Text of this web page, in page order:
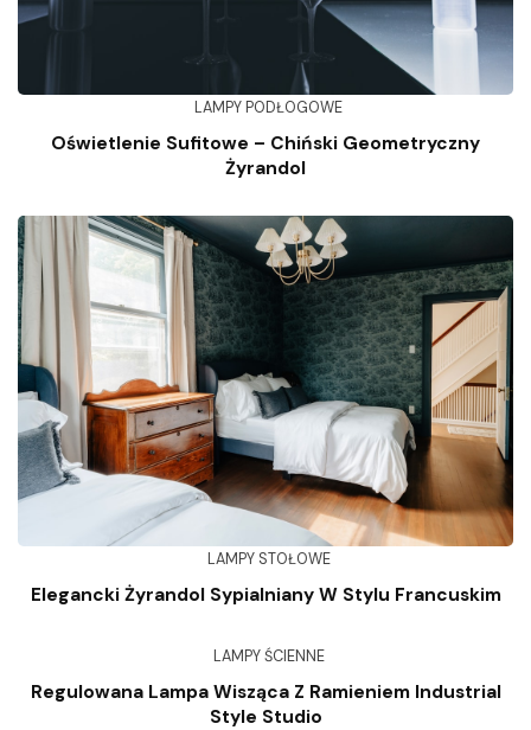
LAMPY PODŁOGOWE
Oświetlenie Sufitowe – Chiński Geometryczny
Żyrandol
LAMPY STOŁOWE
Elegancki Żyrandol Sypialniany W Stylu Francuskim
LAMPY ŚCIENNE
Regulowana Lampa Wisząca Z Ramieniem Industrial
Style Studio